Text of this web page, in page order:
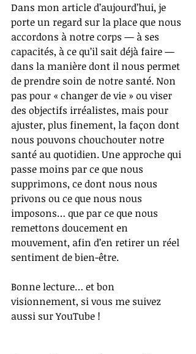
Dans mon article d’aujourd’hui, je
porte un regard sur la place que nous
accordons à notre corps — à ses
capacités, à ce qu’il sait déjà faire —
dans la manière dont il nous permet
de prendre soin de notre santé. Non
pas pour « changer de vie » ou viser
des objectifs irréalistes, mais pour
ajuster, plus finement, la façon dont
nous pouvons chouchouter notre
santé au quotidien. Une approche qui
passe moins par ce que nous
supprimons, ce dont nous nous
privons ou ce que nous nous
imposons… que par ce que nous
remettons doucement en
mouvement, afin d’en retirer un réel
sentiment de bien-être.
Bonne lecture… et bon
visionnement, si vous me suivez
aussi sur YouTube !